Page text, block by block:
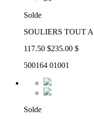
Solde
SOULIERS TOUT
117.50 $235.00 $
500164 01001
Solde